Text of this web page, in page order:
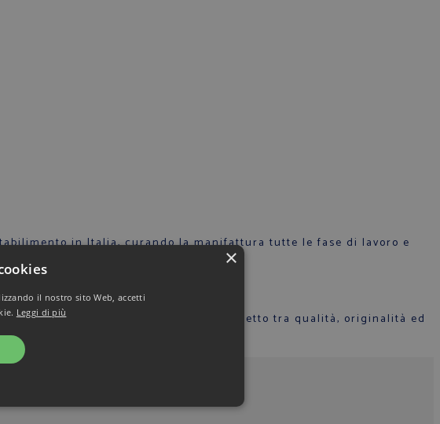
in Italia, curando la manifattura tutte le fase di lavoro e
ogni capo rappresenti il connubio perfetto tra qualità, originalità ed
×
il nostro sito Web, accetti
Leggi di più